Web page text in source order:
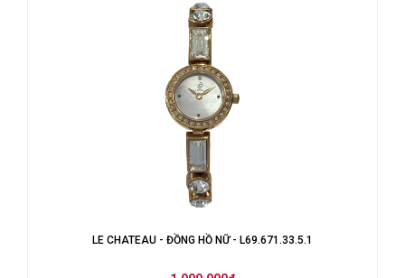
LE CHATEAU - ĐỒNG HỒ NỮ - L69.671.33.5.1